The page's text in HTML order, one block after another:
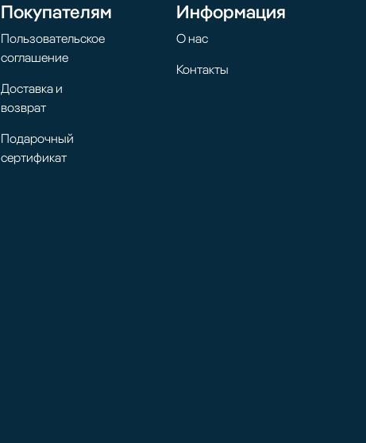
Покупателям
Пользовательское
соглашение
Доставка и
возврат
Подарочный
сертификат
Информация
О нас
Контакты